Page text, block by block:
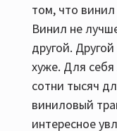
том, что
Винил не
другой.
хуже. Для себя
сотни тысяч
виниловый
интересное